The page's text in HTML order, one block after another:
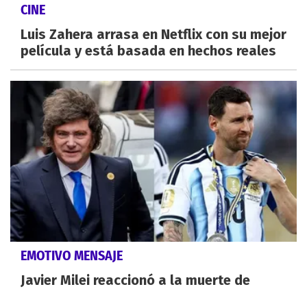
CINE
Luis Zahera arrasa en Netflix con su mejor
película y está basada en hechos reales
EMOTIVO MENSAJE
Javier Milei reaccionó a la muerte de